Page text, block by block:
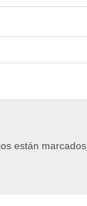
están marcados